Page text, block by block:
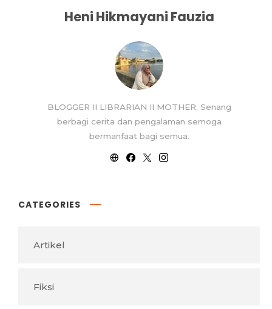
Heni Hikmayani Fauzia
BLOGGER II LIBRARIAN II MOTHER. Senang
berbagi cerita dan pengalaman semoga
bermanfaat bagi semua.
CATEGORIES
Artikel
Fiksi